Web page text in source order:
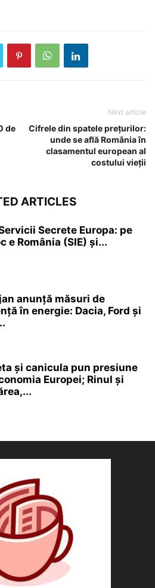
de
Next article
Cifrele din spatele prețurilor:
unde se află România în
clasamentul european al
costului vieții
ARTICLES
Secrete Europa: pe
e România (SIE) și...
anunță măsuri de
în energie: Dacia, Ford și
și canicula pun presiune
Europei; Rinul și